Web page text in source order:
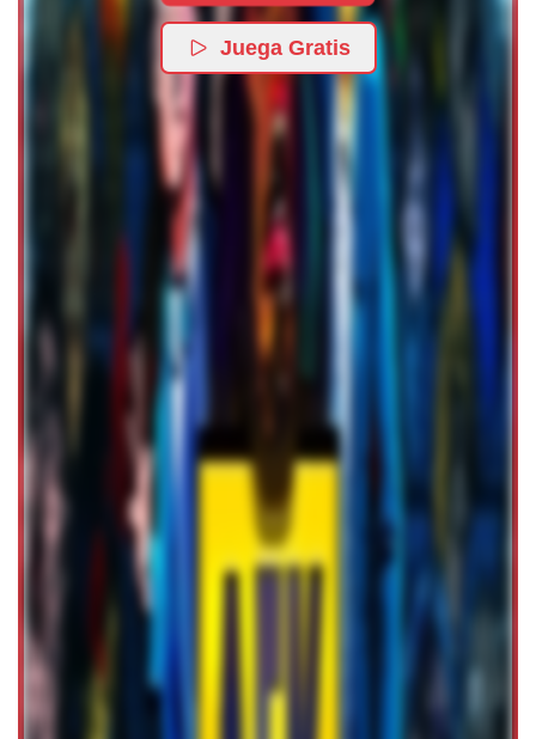
Juega Gratis